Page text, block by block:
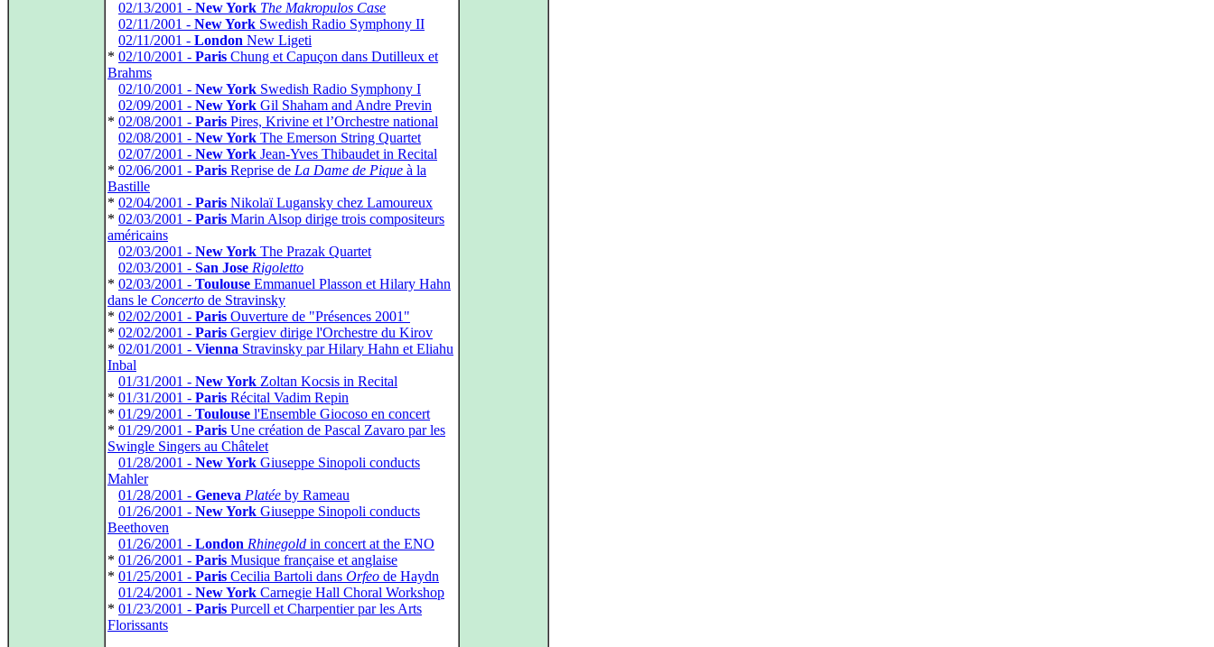
02/13/2001 - New York The Makropulos Case
02/11/2001 - New York Swedish Radio Symphony II
02/11/2001 - London New Ligeti
* 02/10/2001 - Paris Chung et Capuçon dans Dutilleux et
Brahms
02/10/2001 - New York Swedish Radio Symphony I
02/09/2001 - New York Gil Shaham and Andre Previn
* 02/08/2001 - Paris Pires, Krivine et l’Orchestre national
02/08/2001 - New York The Emerson String Quartet
02/07/2001 - New York Jean-Yves Thibaudet in Recital
* 02/06/2001 - Paris Reprise de La Dame de Pique à la
Bastille
* 02/04/2001 - Paris Nikolaï Lugansky chez Lamoureux
* 02/03/2001 - Paris Marin Alsop dirige trois compositeurs
américains
02/03/2001 - New York The Prazak Quartet
02/03/2001 - San Jose Rigoletto
* 02/03/2001 - Toulouse Emmanuel Plasson et Hilary Hahn
dans le Concerto de Stravinsky
* 02/02/2001 - Paris Ouverture de "Présences 2001"
* 02/02/2001 - Paris Gergiev dirige l'Orchestre du Kirov
* 02/01/2001 - Vienna Stravinsky par Hilary Hahn et Eliahu
Inbal
01/31/2001 - New York Zoltan Kocsis in Recital
* 01/31/2001 - Paris Récital Vadim Repin
* 01/29/2001 - Toulouse l'Ensemble Giocoso en concert
* 01/29/2001 - Paris Une création de Pascal Zavaro par les
Swingle Singers au Châtelet
01/28/2001 - New York Giuseppe Sinopoli conducts
Mahler
01/28/2001 - Geneva Platée by Rameau
01/26/2001 - New York Giuseppe Sinopoli conducts
Beethoven
01/26/2001 - London Rhinegold in concert at the ENO
* 01/26/2001 - Paris Musique française et anglaise
* 01/25/2001 - Paris Cecilia Bartoli dans Orfeo de Haydn
01/24/2001 - New York Carnegie Hall Choral Workshop
* 01/23/2001 - Paris Purcell et Charpentier par les Arts
Florissants